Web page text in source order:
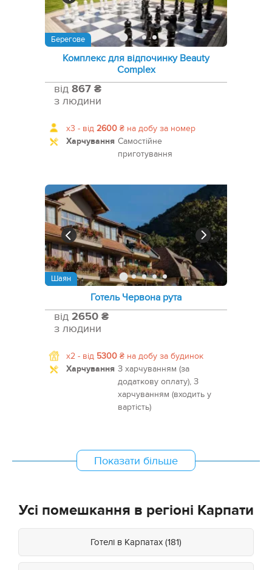
Берегове
Комплекс для відпочинку Beauty
Complex
від 867 ₴
з людини
x3 - від 2600 ₴ на добу за номер
Харчування Самостійне
приготування
Шаян
Готель Червона рута
від 2650 ₴
з людини
x2 - від 5300 ₴ на добу за будинок
Харчування З харчуванням (за
додаткову оплату), З
харчуванням (входить у
вартість)
Показати більше
Усі помешкання в регіоні Карпати
Готелі в Карпатах (181)